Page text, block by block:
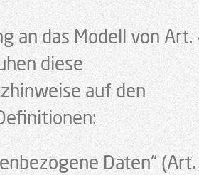
an das Modell von Art.
diese
auf den
Daten“